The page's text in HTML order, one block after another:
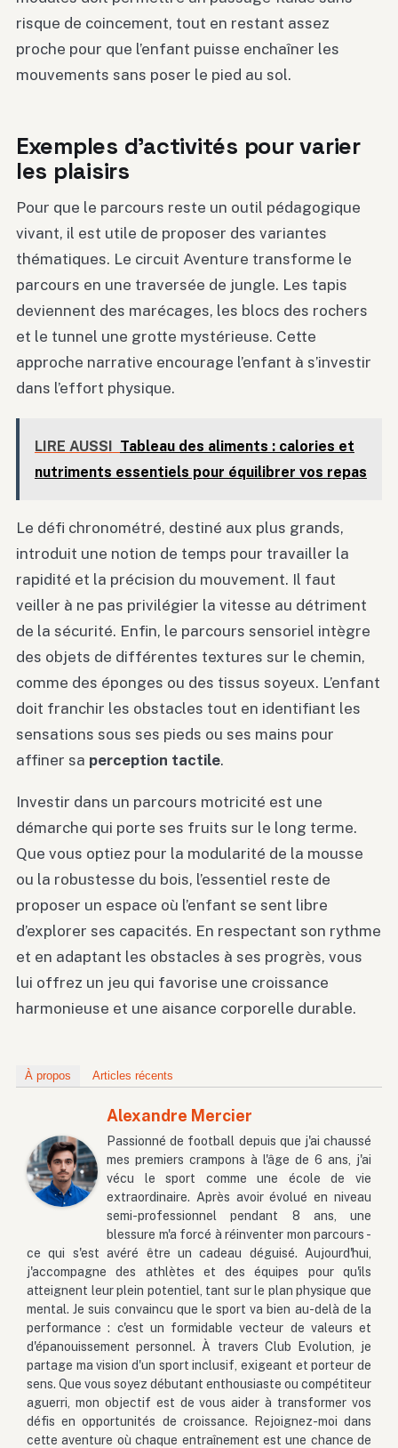
risque de coincement, tout en restant assez
proche pour que l’enfant puisse enchaîner les
mouvements sans poser le pied au sol.
Exemples d’activités pour varier
les plaisirs
Pour que le parcours reste un outil pédagogique
vivant, il est utile de proposer des variantes
thématiques. Le circuit Aventure transforme le
parcours en une traversée de jungle. Les tapis
deviennent des marécages, les blocs des rochers
et le tunnel une grotte mystérieuse. Cette
approche narrative encourage l’enfant à s’investir
dans l’effort physique.
LIRE AUSSI Tableau des aliments : calories et
nutriments essentiels pour équilibrer vos repas
Le défi chronométré, destiné aux plus grands,
introduit une notion de temps pour travailler la
rapidité et la précision du mouvement. Il faut
veiller à ne pas privilégier la vitesse au détriment
de la sécurité. Enfin, le parcours sensoriel intègre
des objets de différentes textures sur le chemin,
comme des éponges ou des tissus soyeux. L’enfant
doit franchir les obstacles tout en identifiant les
sensations sous ses pieds ou ses mains pour
affiner sa perception tactile.
Investir dans un parcours motricité est une
démarche qui porte ses fruits sur le long terme.
Que vous optiez pour la modularité de la mousse
ou la robustesse du bois, l’essentiel reste de
proposer un espace où l’enfant se sent libre
d’explorer ses capacités. En respectant son rythme
et en adaptant les obstacles à ses progrès, vous
lui offrez un jeu qui favorise une croissance
harmonieuse et une aisance corporelle durable.
À propos Articles récents
Alexandre Mercier
Passionné de football depuis que j'ai chaussé
mes premiers crampons à l'âge de 6 ans, j'ai
vécu le sport comme une école de vie
extraordinaire. Après avoir évolué en niveau
semi-professionnel pendant 8 ans, une
blessure m'a forcé à réinventer mon parcours -
ce qui s'est avéré être un cadeau déguisé. Aujourd'hui,
j'accompagne des athlètes et des équipes pour qu'ils
atteignent leur plein potentiel, tant sur le plan physique que
mental. Je suis convaincu que le sport va bien au-delà de la
performance : c'est un formidable vecteur de valeurs et
d'épanouissement personnel. À travers Club Evolution, je
partage ma vision d'un sport inclusif, exigeant et porteur de
sens. Que vous soyez débutant enthousiaste ou compétiteur
aguerri, mon objectif est de vous aider à transformer vos
défis en opportunités de croissance. Rejoignez-moi dans
cette aventure où chaque entraînement est une chance de